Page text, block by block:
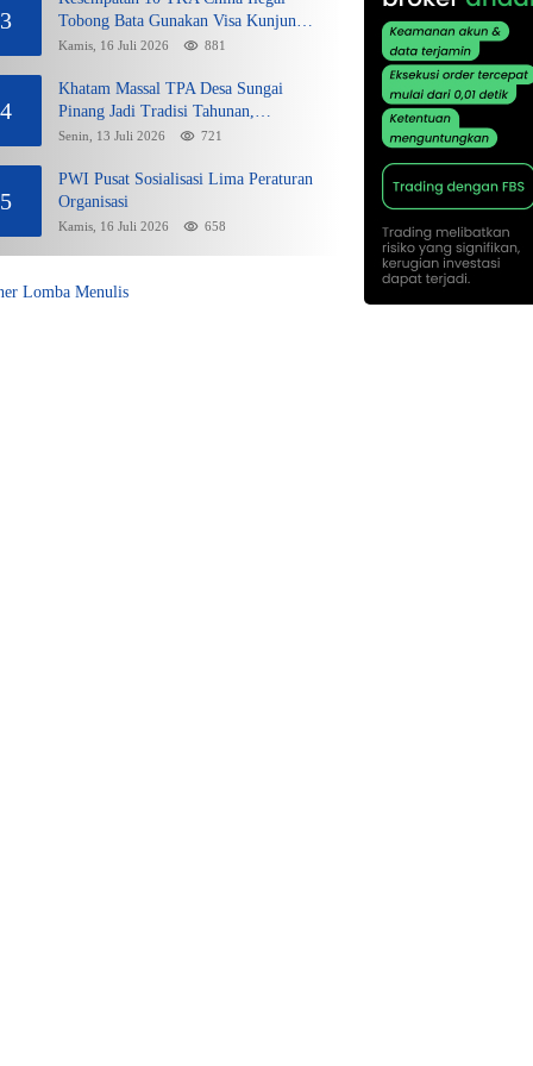
3
Tobong Bata Gunakan Visa Kunjungan
dan Sikap Lunak Ditjen Imigrasi
Kamis, 16 Juli 2026 881
4
Khatam Massal TPA Desa Sungai
Pinang Jadi Tradisi Tahunan,
Wujudkan Generasi Qurani
Senin, 13 Juli 2026 721
5
PWI Pusat Sosialisasi Lima Peraturan
Organisasi
Kamis, 16 Juli 2026 658